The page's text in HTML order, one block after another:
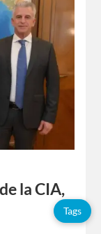
la CIA,
Tags